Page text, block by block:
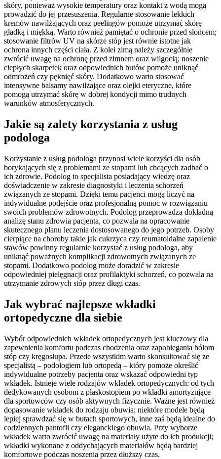
skóry, ponieważ wysokie temperatury oraz kontakt z wodą mogą
prowadzić do jej przesuszenia. Regularne stosowanie lekkich
kremów nawilżających oraz peelingów pomoże utrzymać skórę
gładką i miękką. Warto również pamiętać o ochronie przed słońcem;
stosowanie filtrów UV na skórze stóp jest równie istotne jak
ochrona innych części ciała. Z kolei zimą należy szczególnie
zwrócić uwagę na ochronę przed zimnem oraz wilgocią; noszenie
ciepłych skarpetek oraz odpowiednich butów pomoże uniknąć
odmrożeń czy pęknięć skóry. Dodatkowo warto stosować
intensywne balsamy nawilżające oraz olejki eteryczne, które
pomogą utrzymać skórę w dobrej kondycji mimo trudnych
warunków atmosferycznych.
Jakie są zalety korzystania z usług
podologa
Korzystanie z usług podologa przynosi wiele korzyści dla osób
borykających się z problemami ze stopami lub chcących zadbać o
ich zdrowie. Podolog to specjalista posiadający wiedzę oraz
doświadczenie w zakresie diagnostyki i leczenia schorzeń
związanych ze stopami. Dzięki temu pacjenci mogą liczyć na
indywidualne podejście oraz profesjonalną pomoc w rozwiązaniu
swoich problemów zdrowotnych. Podolog przeprowadza dokładną
analizę stanu zdrowia pacjenta, co pozwala na opracowanie
skutecznego planu leczenia dostosowanego do jego potrzeb. Osoby
cierpiące na choroby takie jak cukrzyca czy reumatoidalne zapalenie
stawów powinny regularnie korzystać z usług podologa, aby
uniknąć poważnych komplikacji zdrowotnych związanych ze
stopami. Dodatkowo podolog może doradzić w zakresie
odpowiedniej pielęgnacji oraz profilaktyki schorzeń, co pozwala na
utrzymanie zdrowych stóp przez długi czas.
Jak wybrać najlepsze wkładki
ortopedyczne dla siebie
Wybór odpowiednich wkładek ortopedycznych jest kluczowy dla
zapewnienia komfortu podczas chodzenia oraz zapobiegania bólom
stóp czy kręgosłupa. Przede wszystkim warto skonsultować się ze
specjalistą – podologiem lub ortopedą – który pomoże określić
indywidualne potrzeby pacjenta oraz wskazać odpowiedni typ
wkładek. Istnieje wiele rodzajów wkładek ortopedycznych: od tych
dedykowanych osobom z płaskostopiem po wkładki amortyzujące
dla sportowców czy osób aktywnych fizycznie. Ważne jest również
dopasowanie wkładek do rodzaju obuwia; niektóre modele będą
lepiej sprawdzać się w butach sportowych, inne zaś będą idealne do
codziennych pantofli czy eleganckiego obuwia. Przy wyborze
wkładek warto zwrócić uwagę na materiały użyte do ich produkcji;
wkładki wykonane z oddychających materiałów będą bardziej
komfortowe podczas noszenia przez dłuższy czas.